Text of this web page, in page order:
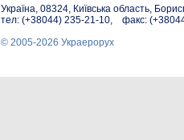
Україна, 08324, Київська область,
тел: (+38044) 235-21-10, факс:
© 2005-2026 Украерорух